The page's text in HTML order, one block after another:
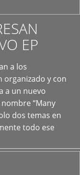
EP
a los
organizado y con
a un nuevo
“Many
dos temas en
todo ese